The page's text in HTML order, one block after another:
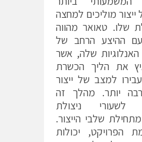
מוליכים למחצה
שלו. טאואר מהווה
ההיצע הרחב של
האנלוגיות שלה, אשר
את הליך הכשרת
למצב של ייצור
יותר. מהלך זה
לשעורי ניצולת
שלבי הייצור.
הפרויקט, יכולות